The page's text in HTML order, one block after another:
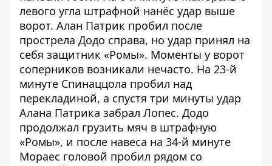
левого угла штрафной нанёс удар выше
ворот. Алан Патрик пробил после
прострела Додо справа, но удар принял на
себя защитник «Ромы». Моменты у ворот
соперников возникали нечасто. На 23-й
минуте Спинаццола пробил над
перекладиной, а спустя три минуты удар
Алана Патрика забрал Лопес. Додо
продолжал грузить мяч в штрафную
«Ромы», и после навеса на 34-й минуте
Мораес головой пробил рядом со